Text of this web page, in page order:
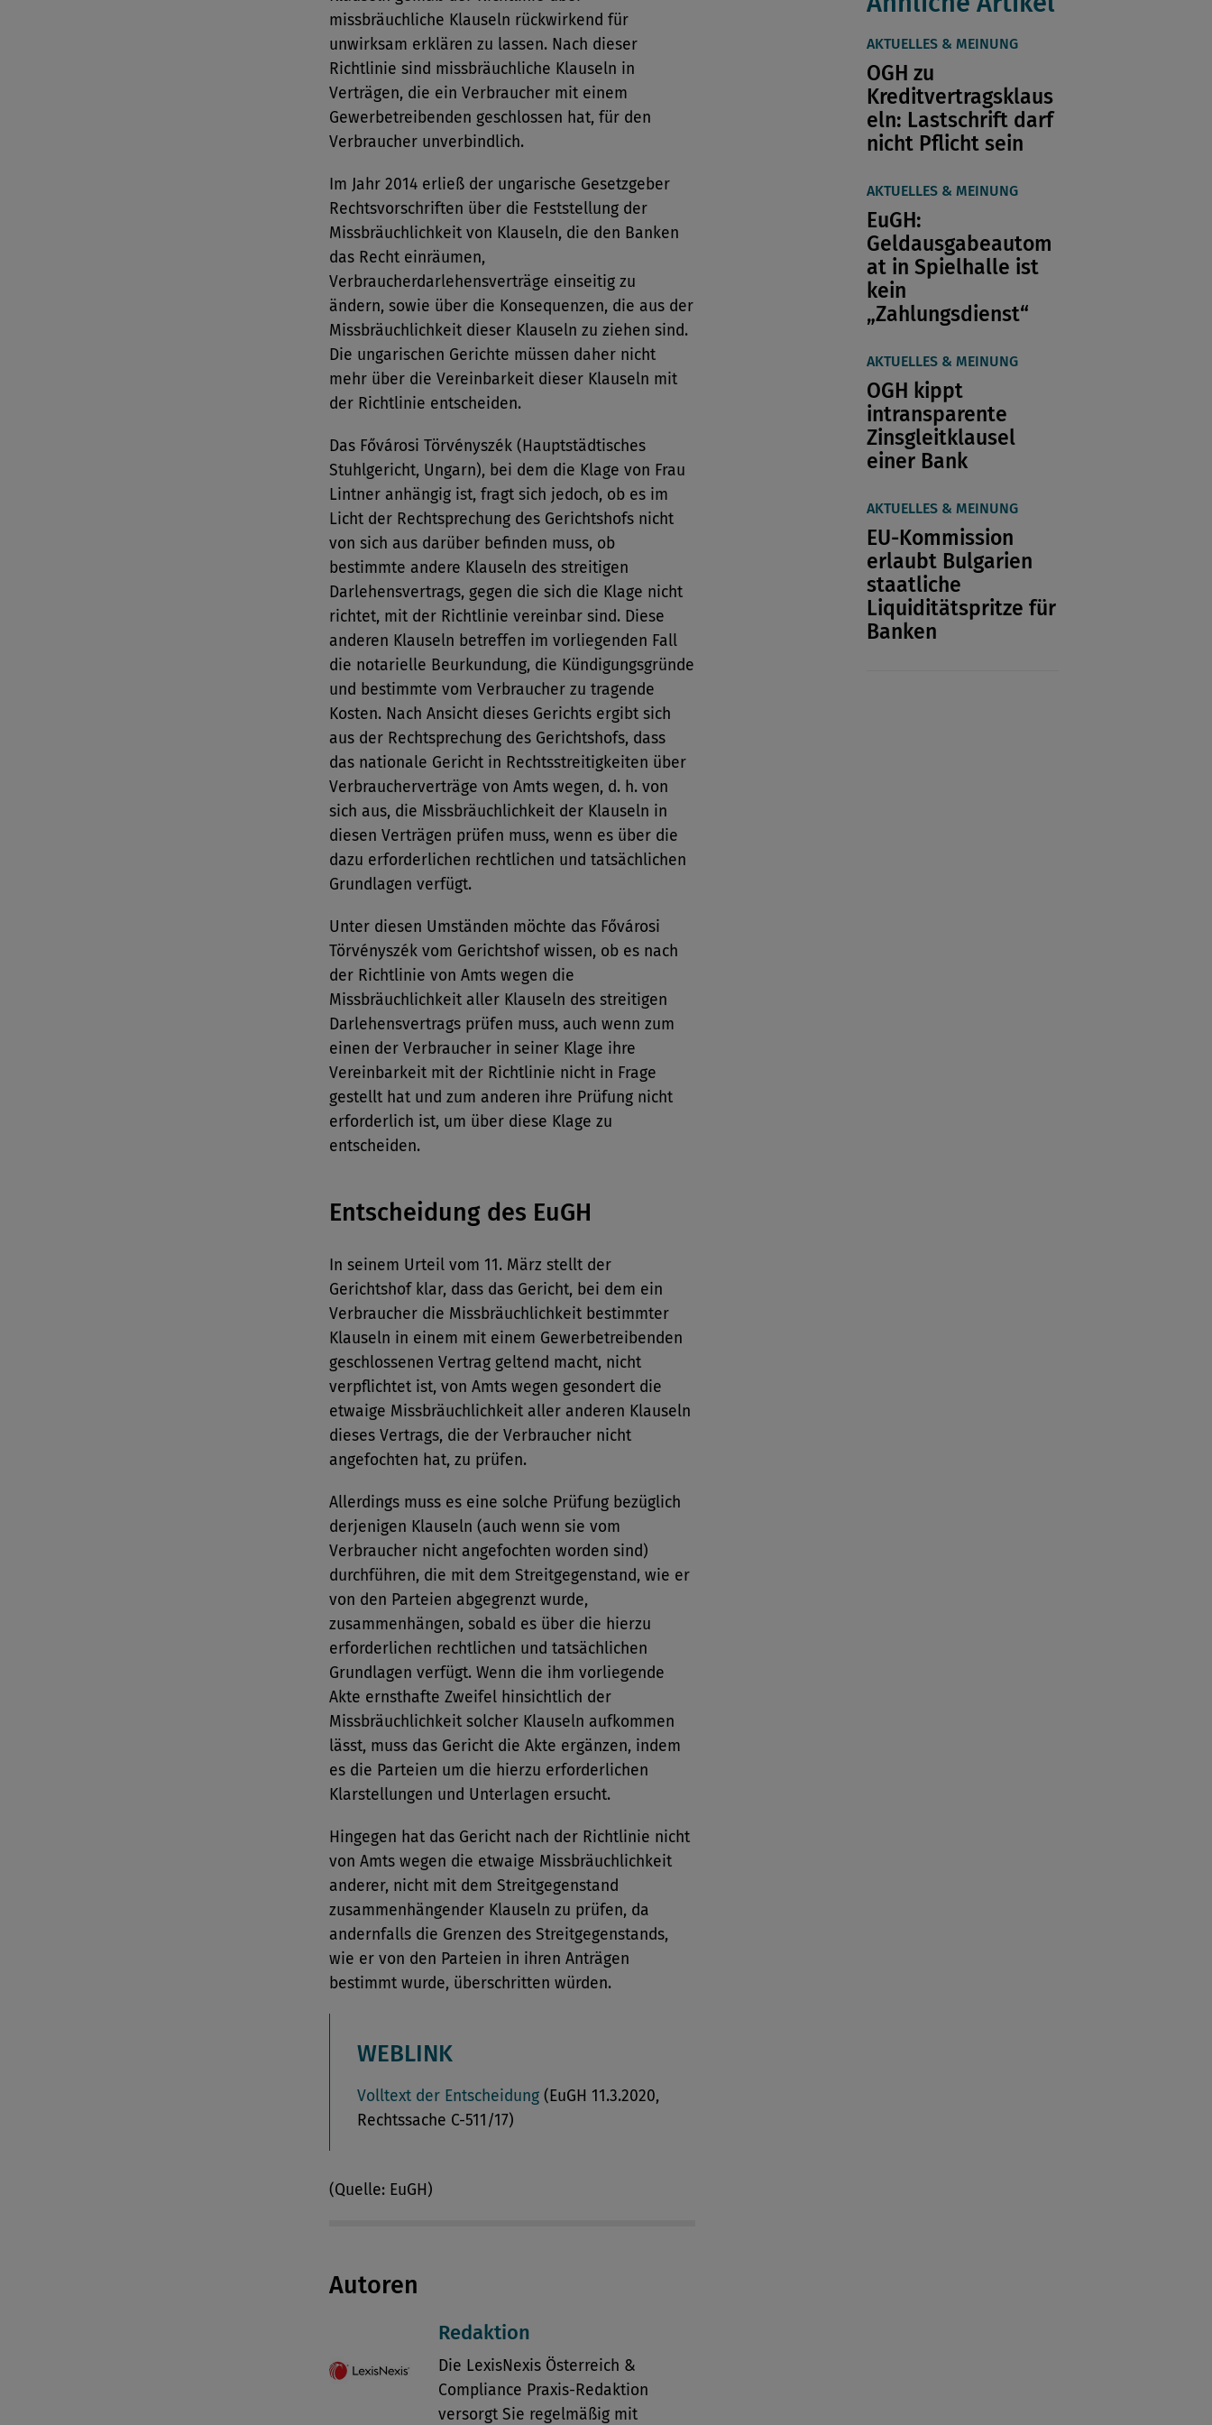
missbräuchliche Klauseln rückwirkend für
unwirksam erklären zu lassen. Nach dieser
Richtlinie sind missbräuchliche Klauseln in
Verträgen, die ein Verbraucher mit einem
Gewerbetreibenden geschlossen hat, für den
Verbraucher unverbindlich.
Im Jahr 2014 erließ der ungarische Gesetzgeber
Rechtsvorschriften über die Feststellung der
Missbräuchlichkeit von Klauseln, die den Banken
das Recht einräumen,
Verbraucherdarlehensverträge einseitig zu
ändern, sowie über die Konsequenzen, die aus der
Missbräuchlichkeit dieser Klauseln zu ziehen sind.
Die ungarischen Gerichte müssen daher nicht
mehr über die Vereinbarkeit dieser Klauseln mit
der Richtlinie entscheiden.
Das Fővárosi Törvényszék (Hauptstädtisches
Stuhlgericht, Ungarn), bei dem die Klage von Frau
Lintner anhängig ist, fragt sich jedoch, ob es im
Licht der Rechtsprechung des Gerichtshofs nicht
von sich aus darüber befinden muss, ob
bestimmte andere Klauseln des streitigen
Darlehensvertrags, gegen die sich die Klage nicht
richtet, mit der Richtlinie vereinbar sind. Diese
anderen Klauseln betreffen im vorliegenden Fall
die notarielle Beurkundung, die Kündigungsgründe
und bestimmte vom Verbraucher zu tragende
Kosten. Nach Ansicht dieses Gerichts ergibt sich
aus der Rechtsprechung des Gerichtshofs, dass
das nationale Gericht in Rechtsstreitigkeiten über
Verbraucherverträge von Amts wegen, d. h. von
sich aus, die Missbräuchlichkeit der Klauseln in
diesen Verträgen prüfen muss, wenn es über die
dazu erforderlichen rechtlichen und tatsächlichen
Grundlagen verfügt.
Unter diesen Umständen möchte das Fővárosi
Törvényszék vom Gerichtshof wissen, ob es nach
der Richtlinie von Amts wegen die
Missbräuchlichkeit aller Klauseln des streitigen
Darlehensvertrags prüfen muss, auch wenn zum
einen der Verbraucher in seiner Klage ihre
Vereinbarkeit mit der Richtlinie nicht in Frage
gestellt hat und zum anderen ihre Prüfung nicht
erforderlich ist, um über diese Klage zu
entscheiden.
Entscheidung des EuGH
In seinem Urteil vom 11. März stellt der
Gerichtshof klar, dass das Gericht, bei dem ein
Verbraucher die Missbräuchlichkeit bestimmter
Klauseln in einem mit einem Gewerbetreibenden
geschlossenen Vertrag geltend macht, nicht
verpflichtet ist, von Amts wegen gesondert die
etwaige Missbräuchlichkeit aller anderen Klauseln
dieses Vertrags, die der Verbraucher nicht
angefochten hat, zu prüfen.
Allerdings muss es eine solche Prüfung bezüglich
derjenigen Klauseln (auch wenn sie vom
Verbraucher nicht angefochten worden sind)
durchführen, die mit dem Streitgegenstand, wie er
von den Parteien abgegrenzt wurde,
zusammenhängen, sobald es über die hierzu
erforderlichen rechtlichen und tatsächlichen
Grundlagen verfügt. Wenn die ihm vorliegende
Akte ernsthafte Zweifel hinsichtlich der
Missbräuchlichkeit solcher Klauseln aufkommen
lässt, muss das Gericht die Akte ergänzen, indem
es die Parteien um die hierzu erforderlichen
Klarstellungen und Unterlagen ersucht.
Hingegen hat das Gericht nach der Richtlinie nicht
von Amts wegen die etwaige Missbräuchlichkeit
anderer, nicht mit dem Streitgegenstand
zusammenhängender Klauseln zu prüfen, da
andernfalls die Grenzen des Streitgegenstands,
wie er von den Parteien in ihren Anträgen
bestimmt wurde, überschritten würden.
WEBLINK
Volltext der Entscheidung (EuGH 11.3.2020,
Rechtssache C-511/17)
(Quelle: EuGH)
Autoren
Redaktion
Die LexisNexis Österreich &
Compliance Praxis-Redaktion
versorgt Sie regelmäßig mit
AKTUELLES & MEINUNG
OGH zu
Kreditvertragsklaus
eln: Lastschrift darf
nicht Pflicht sein
AKTUELLES & MEINUNG
EuGH:
Geldausgabeautom
at in Spielhalle ist
kein
„Zahlungsdienst“
AKTUELLES & MEINUNG
OGH kippt
intransparente
Zinsgleitklausel
einer Bank
AKTUELLES & MEINUNG
EU-Kommission
erlaubt Bulgarien
staatliche
Liquiditätspritze für
Banken